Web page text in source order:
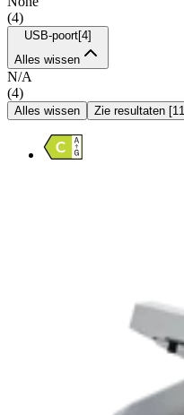
(4)
USB-poort[4]
Alles wissen
N/A
(4)
Alles wissen Zie resultaten [11